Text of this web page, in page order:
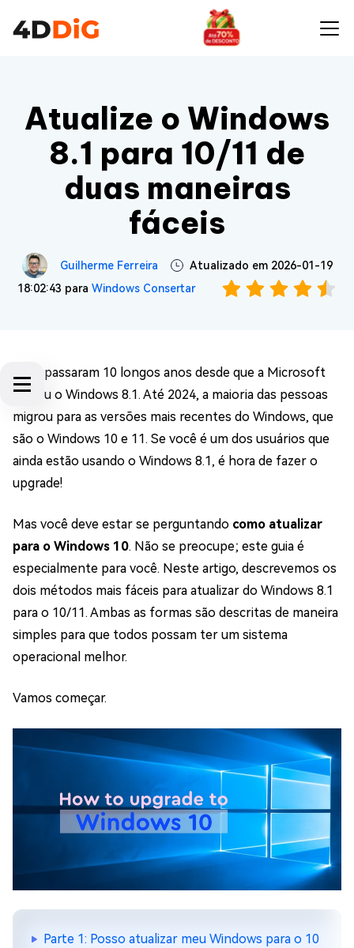
Atualize o Windows
8.1 para 10/11 de
duas maneiras
fáceis
Guilherme Ferreira
Atualizado em 2026-01-19
18:02:43 para Windows Consertar
Já se passaram 10 longos anos desde que a Microsoft
lançou o Windows 8.1. Até 2024, a maioria das pessoas
migrou para as versões mais recentes do Windows, que
são o Windows 10 e 11. Se você é um dos usuários que
ainda estão usando o Windows 8.1, é hora de fazer o
upgrade!
Mas você deve estar se perguntando como atualizar
para o Windows 10. Não se preocupe; este guia é
especialmente para você. Neste artigo, descrevemos os
dois métodos mais fáceis para atualizar do Windows 8.1
para o 10/11. Ambas as formas são descritas de maneira
simples para que todos possam ter um sistema
operacional melhor.
Vamos começar.
Parte 1: Posso atualizar meu Windows para o 10